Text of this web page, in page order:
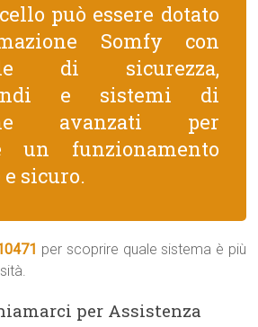
può essere dotato
Somfy con
di sicurezza,
e sistemi di
avanzati per
un funzionamento
sicuro.
per scoprire quale sistema è più
per Assistenza